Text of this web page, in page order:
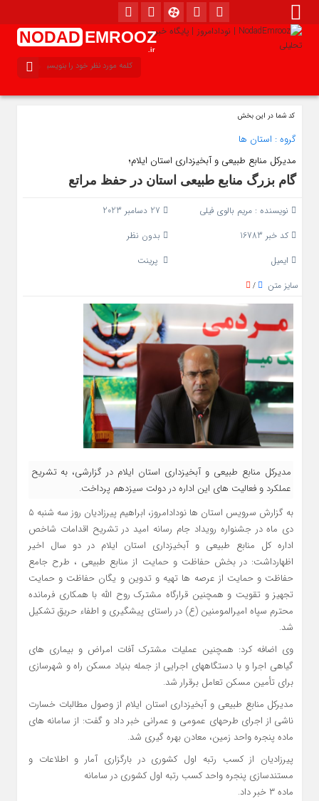
NODAD EMROOZ
.ir
کد شما در این بخش
گروه : استان ها
مدیرکل منابع طبیعی و آبخیزداری استان ایلام؛
گام بزرگ منابع طبیعی استان در حفظ مراتع
نویسنده : مریم بالوی فیلی
کد خبر 16783
بدون نظر
ایمیل
پرینت
سایز متن
/
مدیرکل منابع طبیعی و آبخیزداری استان ایلام در گزارشی، به تشریح
عملکرد و فعالیت های این اداره در دولت سیزدهم پرداخت.
به گزارش سرویس استان ها نودادامروز، ابراهیم پیرزادیان روز سه شنبه ۵
دی ماه در جشنواره رویداد جام رسانه امید در تشریح اقدامات شاخص
اداره کل منابع طبیعی و آبخیزداری استان ایلام در دو سال اخیر
اظهارداشت: در بخش حفاظت و حمایت از منابع طبیعی ، طرح جامع
حفاظت و حمایت از عرصه ها تهیه و تدوین و یگان حفاظت و حمایت
تجهیز و تقویت و همچنین قرارگاه مشترک روح الله با همکاری فرمانده
محترم سپاه امیرالمومنین (ع) در راستای پیشگیری و اطفاء حریق تشکیل
شد.
وی اضافه کرد: همچنین عملیات مشترک آفات امراض و بیماری های
گیاهی اجرا و با دستگاههای اجرایی از جمله بنیاد مسکن راه و شهرسازی
برای تأمین مسکن تعامل برقرار شد.
مدیرکل منابع طبیعی و آبخیزداری استان ایلام از وصول مطالبات خسارت
ناشی از اجرای طرحهای عمومی و عمرانی خبر داد و گفت: از سامانه های
ماده پنجره واحد زمین، معادن بهره گیری شد.
پیرزادیان از کسب رتبه اول کشوری در بارگزاری آمار و اطلاعات و
مستندسازی پنجره واحد کسب رتبه اول کشوری در سامانه
ماده ۳ خبر داد.